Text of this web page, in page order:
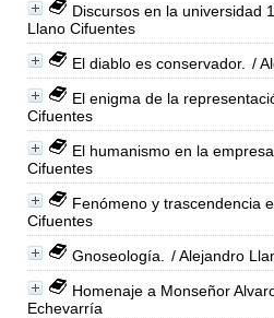
Discursos en la universidad
Llano Cifuentes
El diablo es conservador. /
El enigma de la
Cifuentes
El humanismo en la empresa.
Cifuentes
Fenómeno y trascendencia
Cifuentes
Gnoseología.
/ Alejandro
Homenaje a Monseñor
Echevarría